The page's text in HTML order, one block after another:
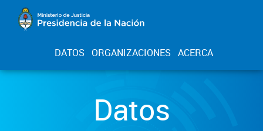
DATOS ORGANIZACIONES ACERCA
Datos